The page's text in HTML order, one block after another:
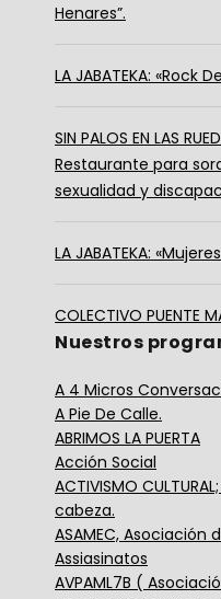
Henares”.
LA JABATEKA: «Rock
SIN PALOS EN LAS
Restaurante para
sexualidad y
LA JABATEKA:
COLECTIVO PUENTE
Nuestros
A 4 Micros
A Pie De Calle.
ABRIMOS LA PUERTA
Acción Social
ACTIVISMO
cabeza.
ASAMEC, Asociación
Assiasinatos
AVPAML7B (